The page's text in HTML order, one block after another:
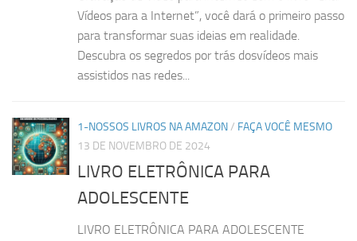
Vídeos para a Internet”, você dará o primeiro passo
para transformar suas ideias em realidade.
Descubra os segredos por trás dosvídeos mais
assistidos nas redes...
1-NOSSOS LIVROS NA AMAZON/ FAÇA VOCÊ MESMO
13 DE NOVEMBRO DE 2024
LIVRO ELETRÔNICA PARA
ADOLESCENTE
LIVRO ELETRÔNICA PARA ADOLESCENTE